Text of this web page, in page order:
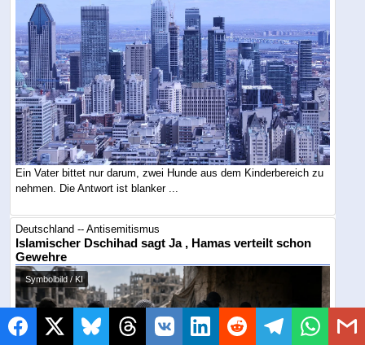
Ein Vater bittet nur darum, zwei Hunde aus dem Kinderbereich zu
nehmen. Die Antwort ist blanker ...
Deutschland -- Antisemitismus
Islamischer Dschihad sagt Ja , Hamas verteilt schon
Gewehre
Symbolbild / KI